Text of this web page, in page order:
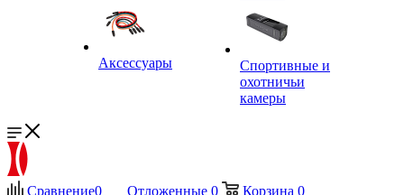
Аксессуары
Спортивные и
охотничьи
камеры
Сравнение0 Отложенные 0 Корзина 0